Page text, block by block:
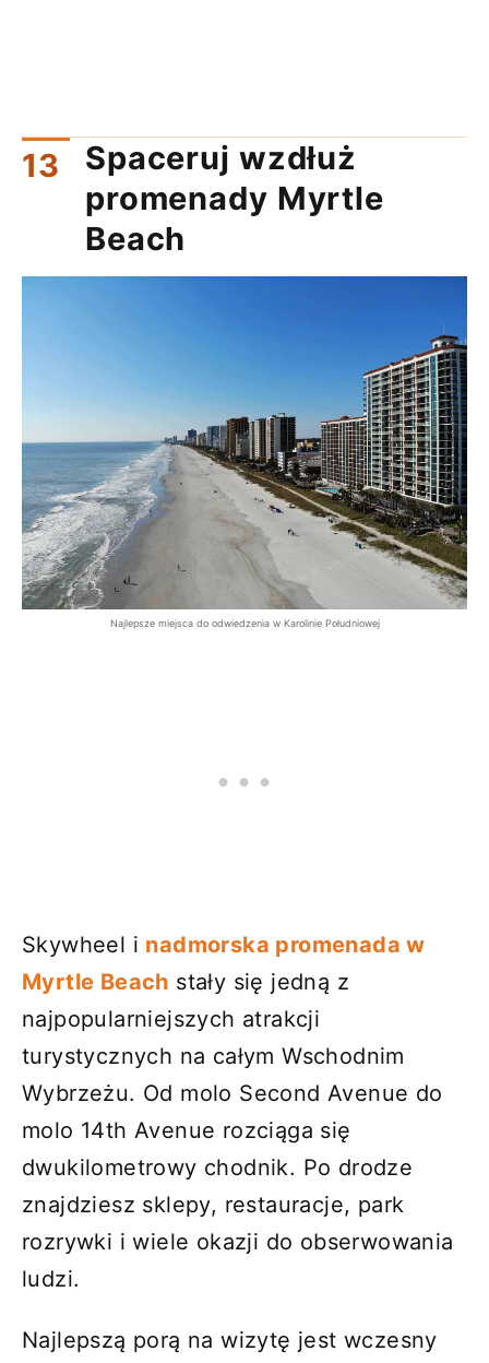
Spaceruj wzdłuż
promenady Myrtle
Beach
Najlepsze miejsca do odwiedzenia w Karolinie Południowej
Skywheel i nadmorska promenada w
Myrtle Beach stały się jedną z
najpopularniejszych atrakcji
turystycznych na całym Wschodnim
Wybrzeżu. Od molo Second Avenue do
molo 14th Avenue rozciąga się
dwukilometrowy chodnik. Po drodze
znajdziesz sklepy, restauracje, park
rozrywki i wiele okazji do obserwowania
ludzi.
Najlepszą porą na wizytę jest wczesny